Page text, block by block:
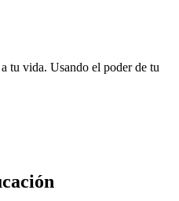
tu vida. Usando el poder de tu